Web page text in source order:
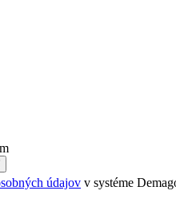
údajov v systéme